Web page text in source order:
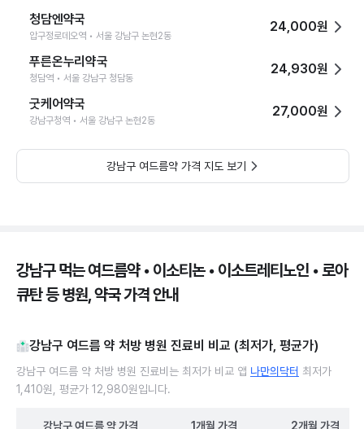
청담엔약국
압구정로데오역 • 서울 강남구 논현2동
24,000원
푸른온누리약국
청담역 • 서울 강남구 청담동
24,930원
굿케어약국
강남구청역 • 서울 강남구 논현2동
27,000원
강남구 여드름약 가격 지도 보기
강남구 먹는 여드름약 • 이소티논 • 이소트레티노인 • 로아
큐탄 등 병원, 약국 가격 안내
강남구 여드름 약 처방 병원 진료비 비교 (최저가, 평균가)
강남구 여드름 약 처방 병원 진료비는 최저가 비교 앱 나만의닥터 최저가
1,410원, 평균가 12,980원입니다.
강남구 여드름 약가격 1개월 가격 2개월 가격